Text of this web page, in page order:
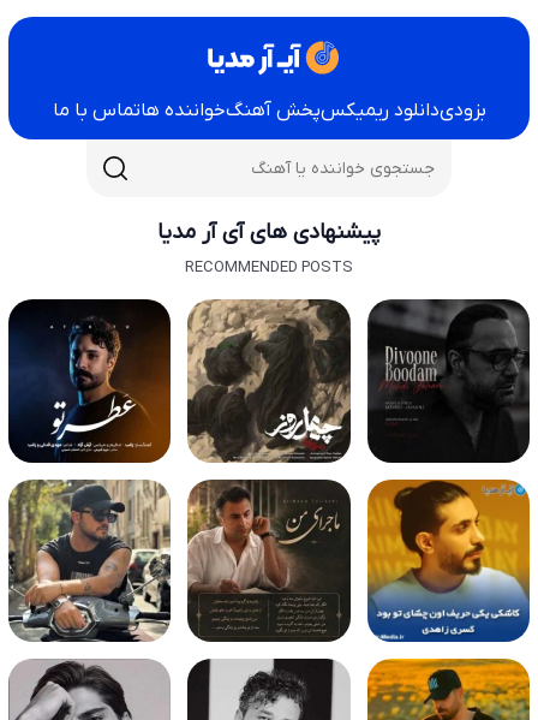
بزودیدانلود ریمیکسپخش آهنگخواننده هاتماس با ما
پیشنهادی های آی آر مدیا
RECOMMENDED POSTS